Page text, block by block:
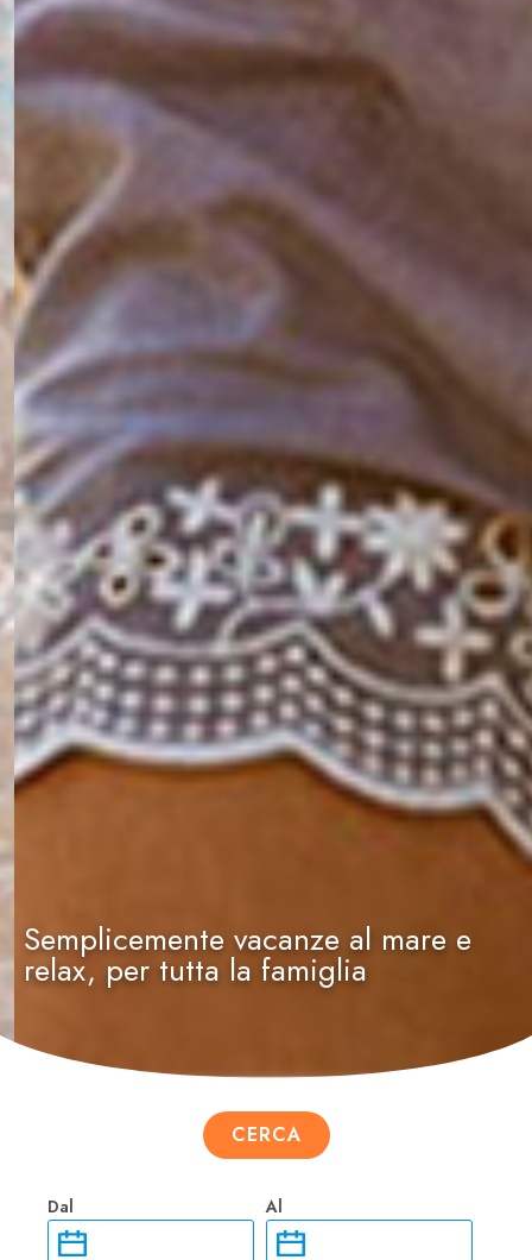
Semplicemente vacanze al mare e
relax, per tutta la famiglia
CERCA
Dal Al